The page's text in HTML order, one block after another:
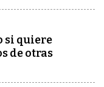
si quiere
de otras